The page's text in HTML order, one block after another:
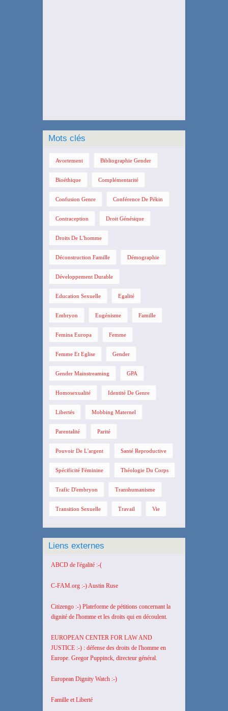
Mots clés
Avortement Bibliographie Gender
Bioéthique Complémentarité
Confusion Genre Conférence De Pékin
Contraception Droit Génésique
Droits De L'homme
Déconstruction Famille Démographie
Développement Durable
Education Sexuelle Egalité
Embryon Eugénisme Famille
Femina Europa Femme
Femme Et Eglise Gender
Gender Mainstreaming GPA
Homosexualité Identité De Genre
Libertés Mobbing Maternel
Parentalité Parité
Pouvoir De L'argent Santé Reproductive
Spécificité Féminine Théologie Du Corps
Trafic D'embryon Transhumanisme
Transition Sexuelle Travail Vie
Liens externes
ABCD de l'égalité :-(
C-FAM.org :-) Austin Ruse
Citizengo :-) Plateforme de pétitions concernant la
dignité de l'homme et les droits qui en découlent.
EUROPEAN CENTER FOR LAW AND
JUSTICE :-) : défense des droits de l'homme en
Europe. Gregor Puppinck, directeur général.
European Dignity Watch :-)
Famille et Liberté